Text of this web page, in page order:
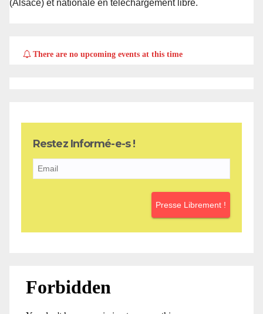
(Alsace) et nationale en téléchargement libre.
There are no upcoming events at this time
Restez Informé-e-s !